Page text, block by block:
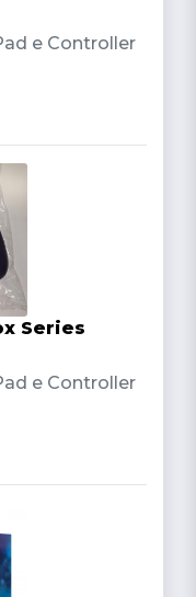
e Controller
Series
e Controller